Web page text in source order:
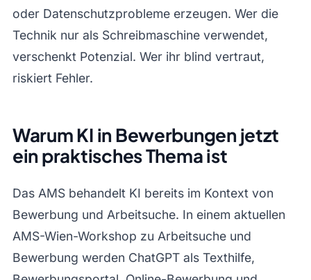
oder Datenschutzprobleme erzeugen. Wer die
Technik nur als Schreibmaschine verwendet,
verschenkt Potenzial. Wer ihr blind vertraut,
riskiert Fehler.
Warum KI in Bewerbungen jetzt
ein praktisches Thema ist
Das AMS behandelt KI bereits im Kontext von
Bewerbung und Arbeitsuche. In einem aktuellen
AMS-Wien-Workshop zu Arbeitsuche und
Bewerbung werden ChatGPT als Texthilfe,